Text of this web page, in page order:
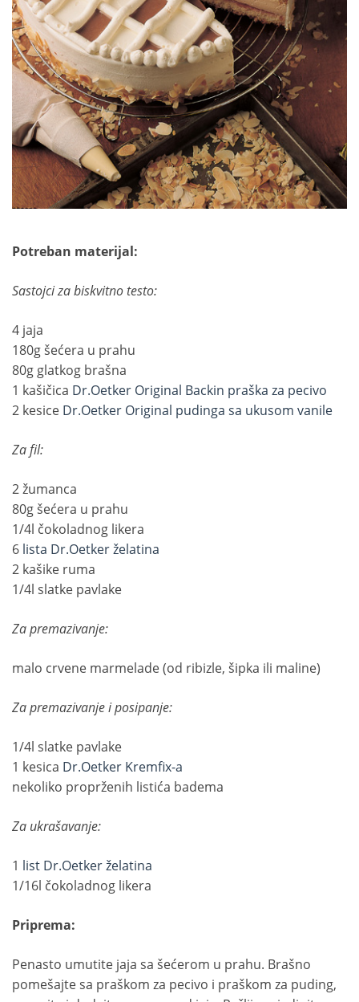
Potreban materijal:
Sastojci za biskvitno testo:
4 jaja
180g šećera u prahu
80g glatkog brašna
1 kašičica Dr.Oetker Original Backin praška za pecivo
2 kesice Dr.Oetker Original pudinga sa ukusom vanile
Za fil:
2 žumanca
80g šećera u prahu
1/4l čokoladnog likera
6 lista Dr.Oetker želatina
2 kašike ruma
1/4l slatke pavlake
Za premazivanje:
malo crvene marmelade (od ribizle, šipka ili maline)
Za premazivanje i posipanje:
1/4l slatke pavlake
1 kesica Dr.Oetker Kremfix-a
nekoliko proprženih listića badema
Za ukrašavanje:
1 list Dr.Oetker želatina
1/16l čokoladnog likera
Priprema:
Penasto umutite jaja sa šećerom u prahu. Brašno
pomešajte sa praškom za pecivo i praškom za puding,